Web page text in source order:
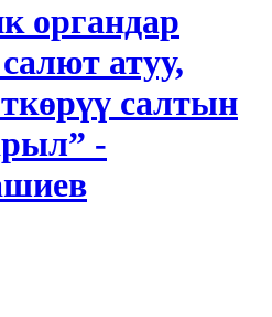
органдар
атуу,
салтын
-